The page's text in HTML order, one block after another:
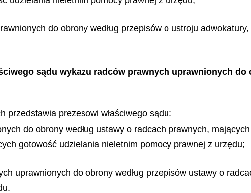
do obrony według przepisów o ustroju
sądu wykazu radców prawnych uprawnionych do
przedstawia prezesowi właściwego sądu:
do obrony według ustawy o radcach prawnych,
gotowość udzielania nieletnim pomocy prawnej z urzędu;
uprawnionych do obrony według przepisów ustawy o